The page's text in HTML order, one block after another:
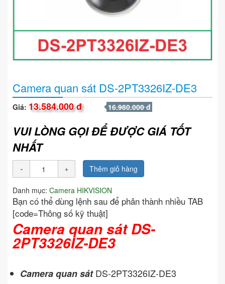
Camera quan sát DS-2PT3326IZ-DE3
Giá: 13.584.000 đ 16.980.000 đ
VUI LÒNG GỌI ĐỂ ĐƯỢC GIÁ TỐT
NHẤT
Thêm giỏ hàng
Danh mục: Camera HIKVISION
Bạn có thể dùng lệnh sau để phân thành nhiều TAB
[code=Thông số kỹ thuật]
Camera quan sát DS-
2PT3326IZ-DE3
Camera quan sátDS-2PT3326IZ-DE3